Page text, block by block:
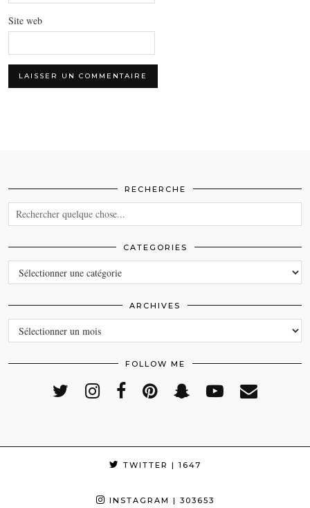
Site web
RECHERCHE
CATEGORIES
CATEGORIES
ARCHIVES
ARCHIVES
FOLLOW ME
TWITTER | 1647
INSTAGRAM | 303653